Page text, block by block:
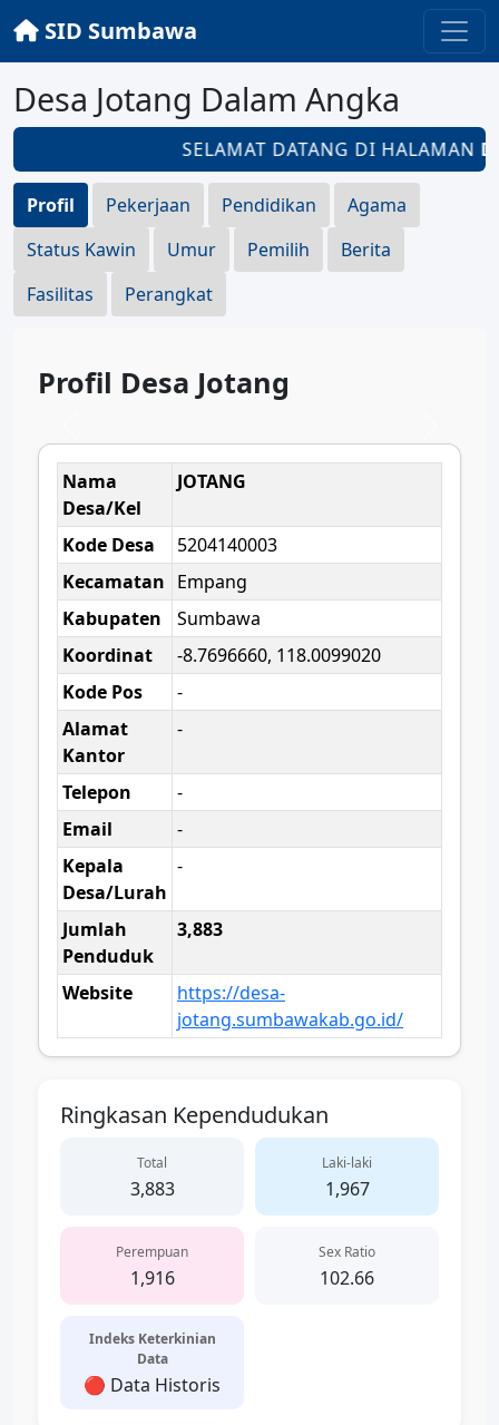
SID Sumbawa
Desa Jotang Dalam Angka
SELAMAT DATANG DI HALAMAN
Profil Pekerjaan Pendidikan
Agama
Status Kawin
Umur Pemilih
Berita
Fasilitas
Perangkat
Profil Desa Jotang
Nama
Desa/Kel
JOTANG
Kode Desa
5204140003
Kecamatan Empang
Kabupaten
Sumbawa
Koordinat
-8.7696660, 118.0099020
Kode Pos
-
Alamat
Kantor
-
Telepon
-
Email
-
Kepala
Desa/Lurah
-
Jumlah
Penduduk
3,883
Website
https://desa-
jotang.sumbawakab.go.id/
Ringkasan Kependudukan
Total
3,883
Laki-laki
1,967
Perempuan
1,916
Sex Ratio
102.66
Indeks Keterkinian
Data
🔴 Data Historis